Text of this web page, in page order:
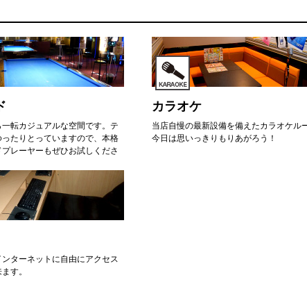
転カジュアルな空間です。テ
たりとっていますので、本格
レーヤーもぜひお試しくださ
カラオケ
当店自慢の最新設備を備えたカラオケル
今日は思いっきりもりあがろう！
ターネットに自由にアクセス
す。